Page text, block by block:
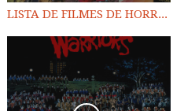
LISTA DE FILMES DE HORROR/ TRASH/ SUSPENSE/ SCI-FI/ EXPLOITATION E OUTROS